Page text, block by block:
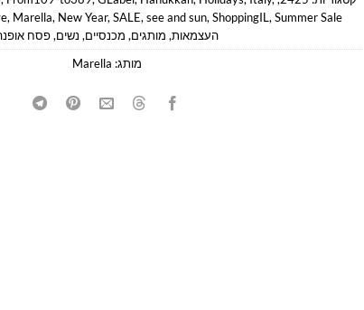
, Marella, New Year,SALE,see and sun,ShoppingIL,Summer Sale
העצמאות, מותגים, מכנסיים, נשים,פסח
מותג: Marella